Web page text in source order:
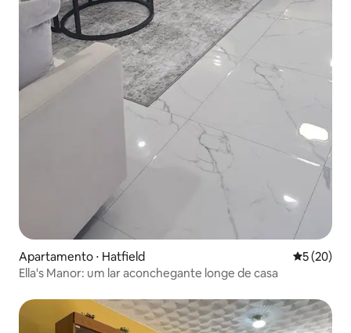
Apartamento ⋅ Hatfield 5 de uma
5 (20)
Ella's Manor: um lar aconchegante longe de casa